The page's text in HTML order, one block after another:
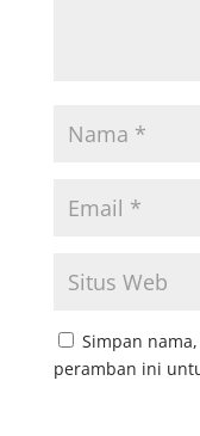
Simpan
peramban ini